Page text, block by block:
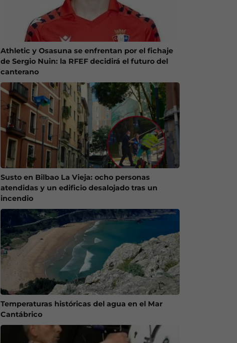
Athletic y Osasuna se enfrentan por el fichaje
de Sergio Nuin: la RFEF decidirá el futuro del
canterano
Susto en Bilbao La Vieja: ocho personas
atendidas y un edificio desalojado tras un
incendio
Temperaturas históricas del agua en el Mar
Cantábrico